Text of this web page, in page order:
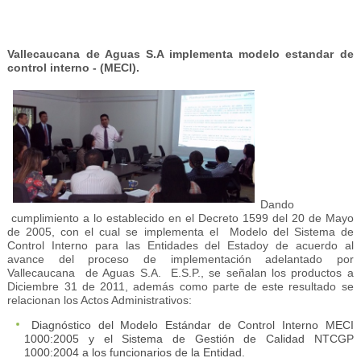
Vallecaucana de Aguas S.A implementa modelo estandar de
control interno - (MECI).
Dando
cumplimiento a lo establecido en el Decreto 1599 del 20 de Mayo
de 2005, con el cual se implementa el Modelo del Sistema de
Control Interno para las Entidades del Estadoy de acuerdo al
avance del proceso de implementación adelantado por
Vallecaucana de Aguas S.A. E.S.P., se señalan los productos a
Diciembre 31 de 2011, además como parte de este resultado se
relacionan los Actos Administrativos:
Diagnóstico del Modelo Estándar de Control Interno MECI
1000:2005 y el Sistema de Gestión de Calidad NTCGP
1000:2004 a los funcionarios de la Entidad.